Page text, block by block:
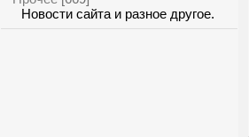
Новости сайта и разное другое.